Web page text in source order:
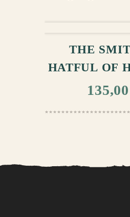
THE
HATFUL OF
135,00